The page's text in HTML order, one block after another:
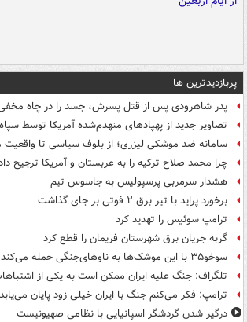
پربازدیدترین ها
پدر شاهرودی پس از قتل پسرش، جسد را در چاه
تصاویر جدید از پهپادهای منهدم‌شده آمریکا توسط سپاه
سامانه ضد موشکی لیزری؛ از بلوف سیاسی تا واقعیت
چرا محمد صلاح ترکیه را به عربستان و آمریکا ترجیح
هشدار سرمربی پرسپولیس به جاسوس تیم
برخورد پراید با تیر برق ۲ فوتی بر جای گذاشت
ترامپ سوئیس را تهدید کرد
گربه جریان برق شهرستان فریمان را قطع کرد
سوخو۳۵ با این موشک‌ها به ناوهای‌جنگی حمله می‌کند
تلگراف: جنگ علیه ایران ممکن است به یکی از
ترامپ: فکر می‌کنم جنگ با ایران خیلی زود پایان می‌یابد
درگیر شدن گردشگر اسپانیایی با نظامی صهیونیست